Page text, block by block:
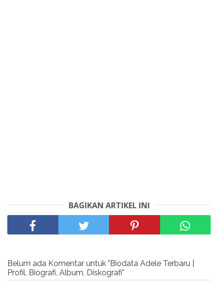
BAGIKAN ARTIKEL INI
Belum ada Komentar untuk "Biodata Adele Terbaru |
Profil, Biografi, Album, Diskografi"